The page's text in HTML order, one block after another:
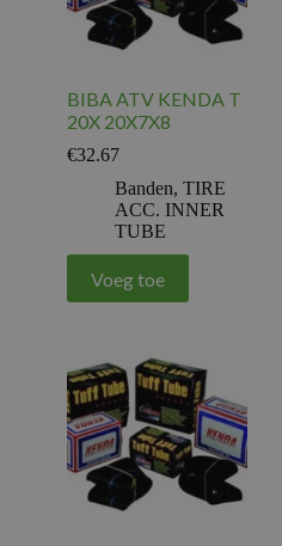
BIBA ATV KENDA T
20X 20X7X8
€32.67
Banden, TIRE
ACC. INNER
TUBE
Voeg toe